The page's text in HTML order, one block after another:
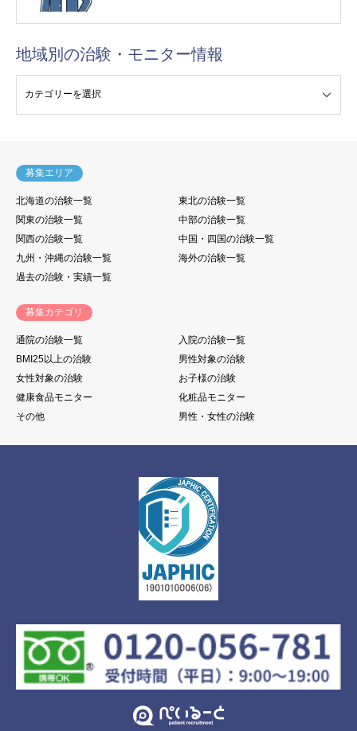
地域別の治験・モニター情報
募集エリア
北海道の治験一覧
東北の治験一覧
関東の治験一覧
中部の治験一覧
関西の治験一覧
中国・四国の治験一覧
九州・沖縄の治験一覧
海外の治験一覧
過去の治験・実績一覧
募集カテゴリ
通院の治験一覧
入院の治験一覧
BMI25以上の治験
男性対象の治験
女性対象の治験
お子様の治験
健康食品モニター
化粧品モニター
その他
男性・女性の治験